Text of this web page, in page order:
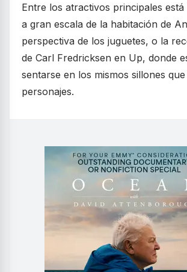
Entre los atractivos principales
a gran escala de la habitación de
perspectiva de los juguetes, o la
de Carl Fredricksen en Up, donde
sentarse en los mismos sillones
personajes.